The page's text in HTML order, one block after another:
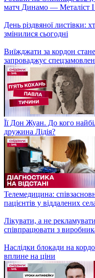
Як розпізнати фейки про
Росію та Білорусь
означає нейтральний
Транспортний колапс! Чи
станцій метро?
ШАХРАЙСЬКІ
незнайомі сайти?
РОСІЯНИ І БІЛОРУСИ на
ігнорувати Олімпійські
Літаючої тарілки
Києві і що нині читають